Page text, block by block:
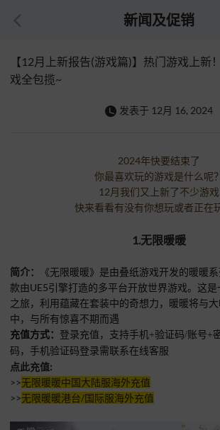
新闻及促销
【12月上新报告(游戏篇)】热门游戏上新
戏全包揽~
发表于 12月 16, 2024
2024年快要结束了
你最喜欢玩的游戏是什么呢？
12月我们又上新了不少游戏
快来看看有没有你想玩或者正在
1.无限暖暖
简介：
《无限暖暖》是由叠纸游戏开发的暖暖
款由UE5引擎打造的多平台开放世界游戏。这
之旅，利用蕴藏在套装中的奇想力，暖暖将与
中，与所有惊喜不期而遇
充值方式： 登录充值，支持手机+验证码/账号+
码，手机验证码登录需联系在线客服
点此充值:
>>无限暖暖中国大陆服海外充值
>>无限暖暖港台/国际服海外充值